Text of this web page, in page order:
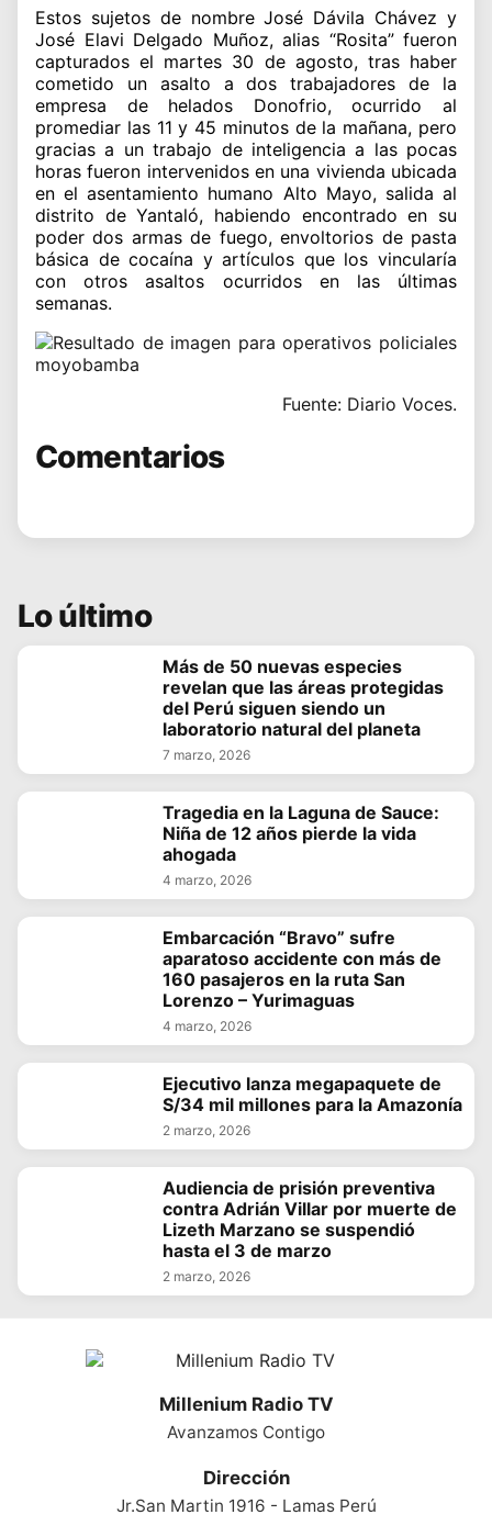
Estos sujetos de nombre José Dávila Chávez y
José Elavi Delgado Muñoz, alias “Rosita” fueron
capturados el martes 30 de agosto, tras haber
cometido un asalto a dos trabajadores de la
empresa de helados Donofrio, ocurrido al
promediar las 11 y 45 minutos de la mañana, pero
gracias a un trabajo de inteligencia a las pocas
horas fueron intervenidos en una vivienda ubicada
en el asentamiento humano Alto Mayo, salida al
distrito de Yantaló, habiendo encontrado en su
poder dos armas de fuego, envoltorios de pasta
básica de cocaína y artículos que los vincularía
con otros asaltos ocurridos en las últimas
semanas.
Fuente: Diario Voces.
Comentarios
Lo último
Más de 50 nuevas especies
revelan que las áreas protegidas
del Perú siguen siendo un
laboratorio natural del planeta
7 marzo, 2026
Tragedia en la Laguna de Sauce:
Niña de 12 años pierde la vida
ahogada
4 marzo, 2026
Embarcación “Bravo” sufre
aparatoso accidente con más de
160 pasajeros en la ruta San
Lorenzo – Yurimaguas
4 marzo, 2026
Ejecutivo lanza megapaquete de
S/34 mil millones para la Amazonía
2 marzo, 2026
Audiencia de prisión preventiva
contra Adrián Villar por muerte de
Lizeth Marzano se suspendió
hasta el 3 de marzo
2 marzo, 2026
Millenium Radio TV
Avanzamos Contigo
Dirección
Jr.San Martin 1916 - Lamas Perú